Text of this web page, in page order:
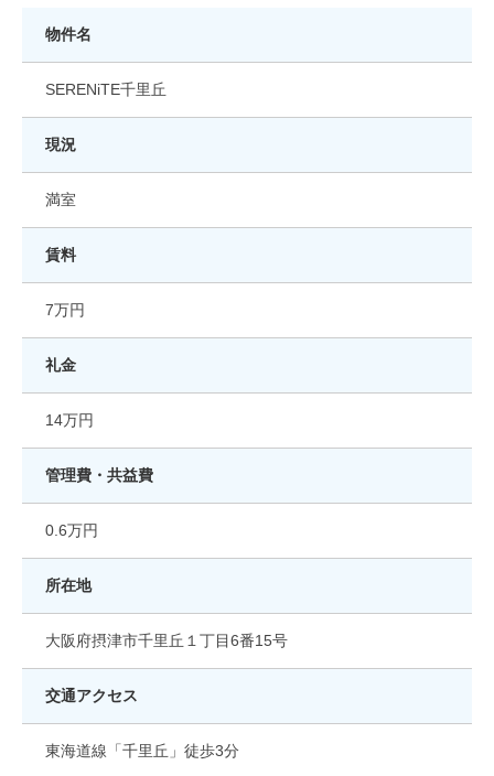
物件名
SERENiTE千里丘
現況
満室
賃料
7万円
礼金
14万円
管理費・共益費
0.6万円
所在地
大阪府摂津市千里丘１丁目6番15号
交通アクセス
東海道線「千里丘」徒歩3分